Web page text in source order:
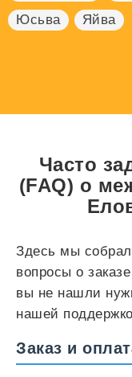
Юсьва
Яйва
Часто
(FAQ) о
Здесь мы
вопросы о
вы не нашли
нашей
Заказ и